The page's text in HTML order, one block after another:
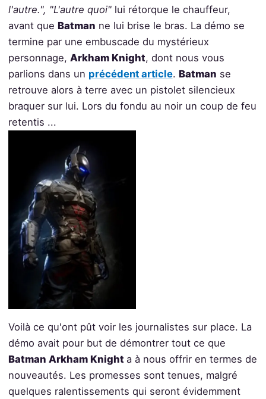
l'autre.", "L'autre quoi" lui rétorque le chauffeur,
avant que Batman ne lui brise le bras. La démo se
termine par une embuscade du mystérieux
personnage, Arkham Knight, dont nous vous
parlions dans un précédent article. Batman se
retrouve alors à terre avec un pistolet silencieux
braquer sur lui. Lors du fondu au noir un coup de feu
retentis ...
Voilà ce qu'ont pût voir les journalistes sur place. La
démo avait pour but de démontrer tout ce que
Batman Arkham Knight a à nous offrir en termes de
nouveautés. Les promesses sont tenues, malgré
quelques ralentissements qui seront évidemment